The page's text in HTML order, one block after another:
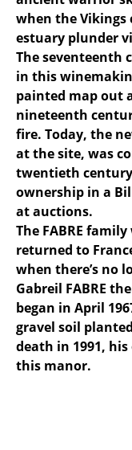
when the Vikings
estuary plunder
The seventeenth
in this
painted map out
nineteenth
fire. Today, the
at the site, was
twentieth
ownership in a
at auctions.
The FABRE
returned to
when there’s no
Gabreil FABRE
began in April
gravel soil
death in 1991,
this manor.